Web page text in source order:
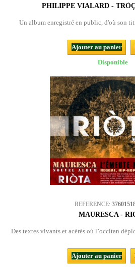
PHILIPPE VIALARD -
Un album enregistré en public, d'où son
Ajouter au panier
Disponible
REFERENCE:
MAURESCA -
Des textes vivants et acérés où l’occitan
Ajouter au panier